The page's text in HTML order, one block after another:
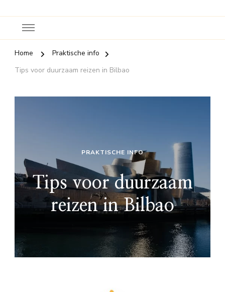
Home
Praktische info
Tips voor duurzaam reizen in Bilbao
PRAKTISCHE INFO
Tips voor duurzaam
reizen in Bilbao